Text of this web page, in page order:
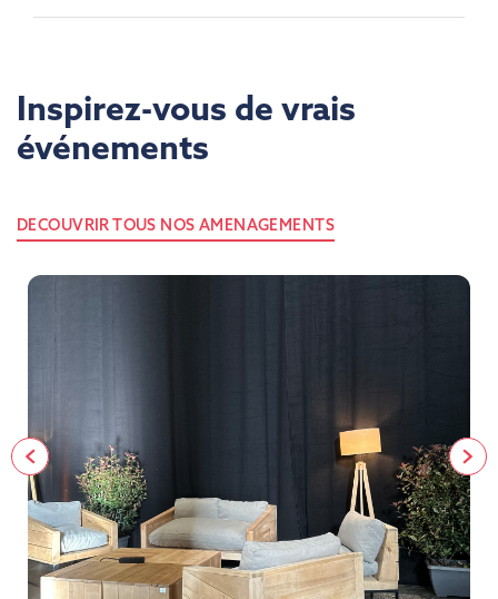
Inspirez-vous de vrais
événements
DECOUVRIR TOUS NOS AMENAGEMENTS